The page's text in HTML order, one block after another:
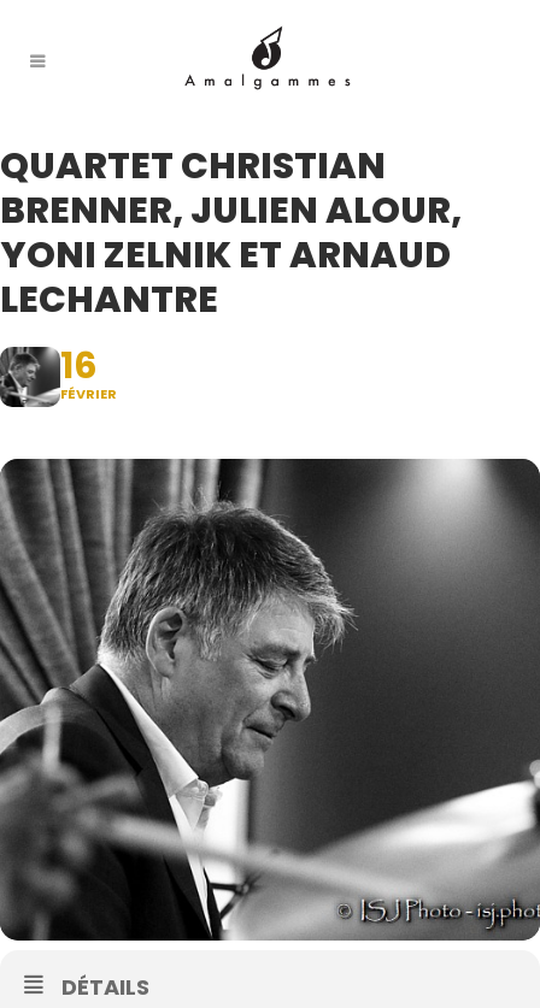
QUARTET CHRISTIAN
BRENNER, JULIEN ALOUR,
YONI ZELNIK ET ARNAUD
LECHANTRE
16
FÉVRIER
DÉTAILS